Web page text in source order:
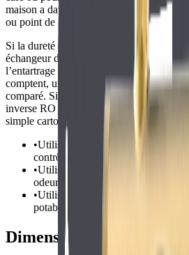
maison a davantage de sens lorsque
ou point de lavage est concerné.
Si la dureté est le principal problème, un
échangeur d’ions reste la solution la plus
l’entartrage mais que le rejet de sel ou
comptent, un conditionneur sans sel peut
comparé. Si la priorité est la pureté de
inverse RO offre généralement une
simple cartouche au charbon.
•Utilisez des adoucisseurs ou des
contrôler la dureté et l’entartrage.
•Utilisez la filtration au charbon
odeurs.
•Utilisez l’osmose inverse lorsque
potable ou de l’eau de process est
Dimensionnement, débit